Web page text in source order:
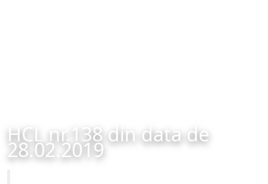
HCL nr.138 din data de
28.02.2019